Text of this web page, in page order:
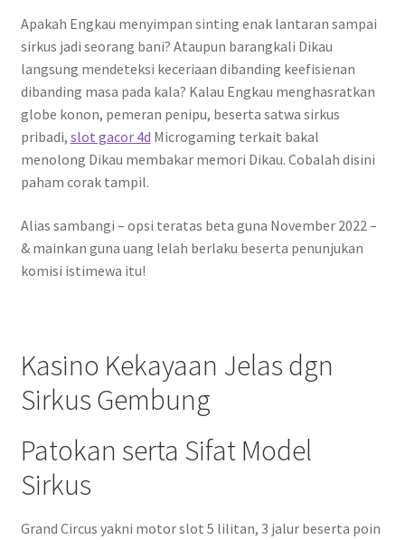
Apakah Engkau menyimpan sinting enak lantaran sampai
sirkus jadi seorang bani? Ataupun barangkali Dikau
langsung mendeteksi keceriaan dibanding keefisienan
dibanding masa pada kala? Kalau Engkau menghasratkan
globe konon, pemeran penipu, beserta satwa sirkus
pribadi, slot gacor 4d Microgaming terkait bakal
menolong Dikau membakar memori Dikau. Cobalah disini
paham corak tampil.
Alias sambangi – opsi teratas beta guna November 2022 –
& mainkan guna uang lelah berlaku beserta penunjukan
komisi istimewa itu!
Kasino Kekayaan Jelas dgn
Sirkus Gembung
Patokan serta Sifat Model
Sirkus
Grand Circus yakni motor slot 5 lilitan, 3 jalur beserta poin